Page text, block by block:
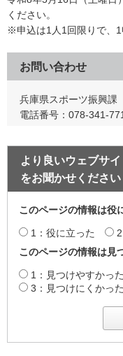
ください。
※申込は1人1回限りで、1
お問い合わせ
兵庫県スポーツ振興課
電話番号：078-341-
より良いウェブサ
をお聞かせください
このページの情報は役
1：役に立った
このページの情報は見
1：見つけやすかった
3：見つけにくかった